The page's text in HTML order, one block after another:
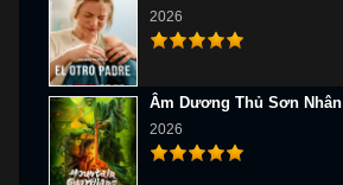
2026
Âm Dương Thủ Sơn Nhân
2026